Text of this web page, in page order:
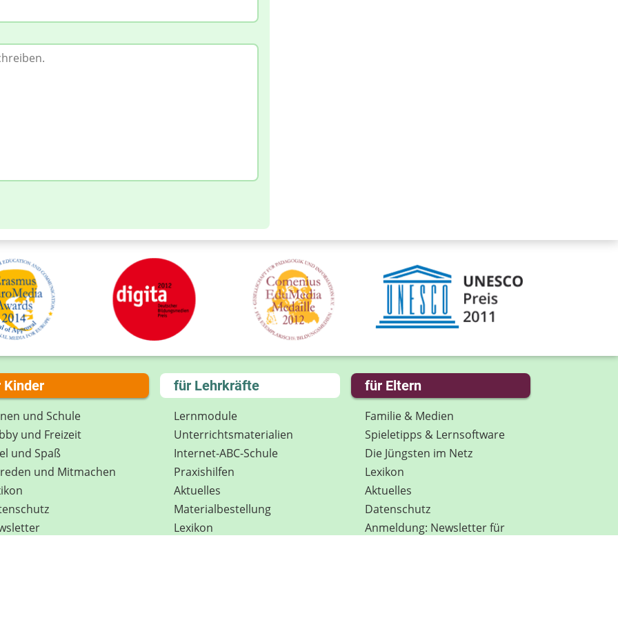
Kinder
und Schule
und Freizeit
und Spaß
und Mitmachen
für Lehrkräfte
Lernmodule
Unterrichts­materialien
Internet-ABC-Schule
Praxishilfen
Aktuelles
Materialbestellung
Lexikon
für Eltern
Familie & Medien
Spieletipps & Lernsoftware
Die Jüngsten im Netz
Lexikon
Aktuelles
Datenschutz
Anmeldung: Newsletter für